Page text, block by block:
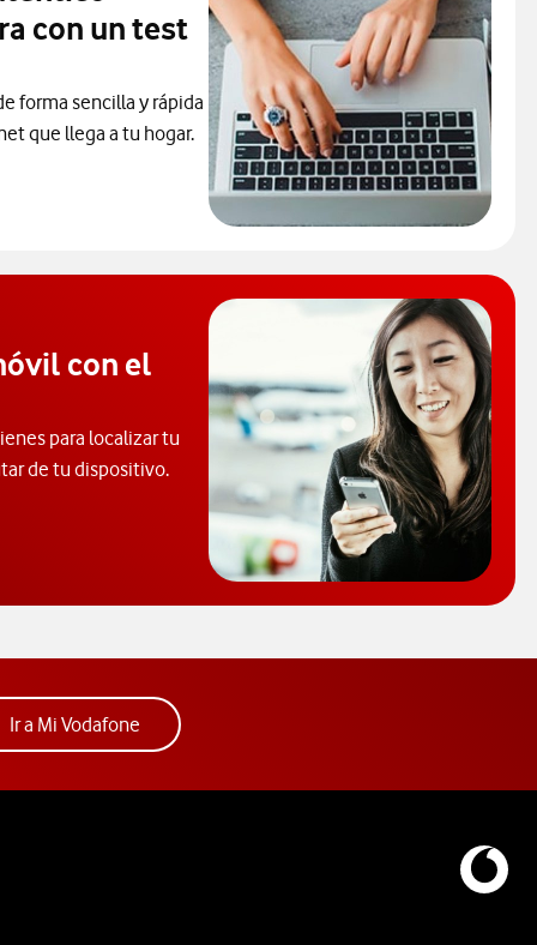
con un test
forma sencilla y rápida
que llega a tu hogar.
con el
para localizar tu
de tu dispositivo.
consultar el código PUK y desbloquear el móvil. Abre ventana
Ir a Mi VodafoneAcceder a la app Mi Vodafone. Abre ventana